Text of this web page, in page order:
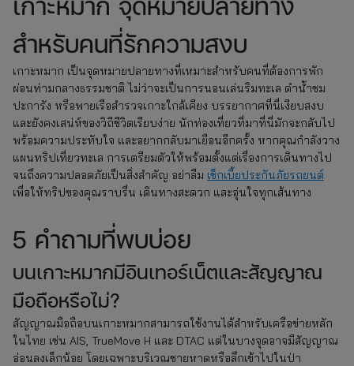
สำหรับคนที่รักความสงบ
เกาะหมาก เป็นจุดหมายปลายทางที่เหมาะสำหรับคนที่ต้องการพัก
ผ่อนท่ามกลางธรรมชาติ ไม่ว่าจะเป็นการนอนเล่นริมทะเล ดำน้ำชม
ปะการัง หรือพายเรือสำรวจเกาะใกล้เคียง บรรยากาศที่นี่เงียบสงบ
และยังคงเสน่ห์ของวิถีชีวิตเรียบง่าย นักท่องเที่ยวที่มาที่นี่มักจะกลับไป
พร้อมความประทับใจ และอยากกลับมาเยือนอีกครั้ง หากคุณกำลังวาง
แผนทริปเที่ยวทะเล การเตรียมตัวให้พร้อมตั้งแต่เรื่องการเดินทางไป
จนถึงความปลอดภัยเป็นสิ่งสำคัญ อย่าลืม เช็กเบี้ยประกันภัยรถยนต์
เพื่อให้ทริปของคุณราบรื่น เดินทางสะดวก และอุ่นใจทุกเส้นทาง
5 คำถามที่พบบ่อย
บนเกาะหมากมีอินเทอร์เน็ตและสัญญาณ
มือถือหรือไม่?
สัญญาณมือถือบนเกาะหมากสามารถใช้งานได้สำหรับเครือข่ายหลัก
ในไทย เช่น AIS, TrueMove H และ DTAC แต่ในบางจุดอาจมีสัญญาณ
อ่อนลงเล็กน้อย โดยเฉพาะบริเวณชายหาดหรือลึกเข้าไปในป่า